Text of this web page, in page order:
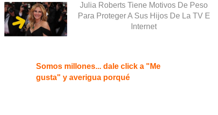
Julia Roberts Tiene Motivos De Peso
Para Proteger A Sus Hijos De La TV E
Internet
Somos millones... dale click a "Me
gusta" y averigua porqué